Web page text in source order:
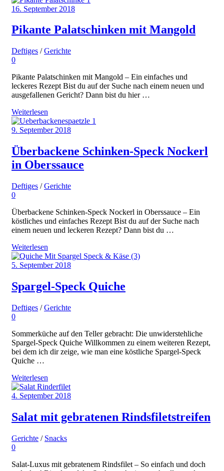
16. September 2018
Pikante Palatschinken mit Mangold
Deftiges /Gerichte
0
Pikante Palatschinken mit Mangold – Ein einfaches und
leckeres Rezept Bist du auf der Suche nach einem neuen und
ausgefallenen Gericht? Dann bist du hier …
Weiterlesen
9. September 2018
Überbackene Schinken-Speck Nockerl
in Oberssauce
Deftiges /Gerichte
0
Überbackene Schinken-Speck Nockerl in Oberssauce – Ein
köstliches und einfaches Rezept Bist du auf der Suche nach
einem neuen und leckeren Rezept? Dann bist du …
Weiterlesen
5. September 2018
Spargel-Speck Quiche
Deftiges /Gerichte
0
Sommerküche auf den Teller gebracht: Die unwiderstehliche
Spargel-Speck Quiche Willkommen zu einem weiteren Rezept,
bei dem ich dir zeige, wie man eine köstliche Spargel-Speck
Quiche …
Weiterlesen
4. September 2018
Salat mit gebratenen Rindsfiletstreifen
Gerichte / Snacks
0
Salat-Luxus mit gebratenem Rindsfilet – So einfach und doch